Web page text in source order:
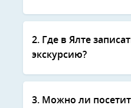
2. Где в Ялте
экскурсию?
3. Можно ли